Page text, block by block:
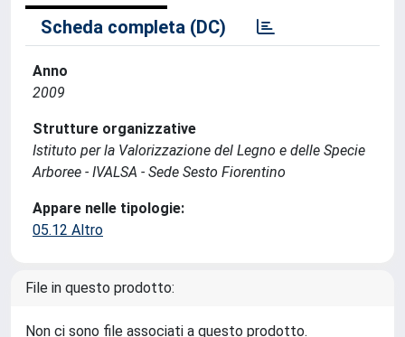
Scheda completa (DC)
Anno
2009
Strutture organizzative
Istituto per la Valorizzazione del Legno e delle Specie
Arboree - IVALSA - Sede Sesto Fiorentino
Appare nelle tipologie:
05.12 Altro
File in questo prodotto:
Non ci sono file associati a questo prodotto.